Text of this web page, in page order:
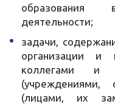
деятельности;
задачи,
организации и
коллегами и
(учреждениями,
(лицами, их